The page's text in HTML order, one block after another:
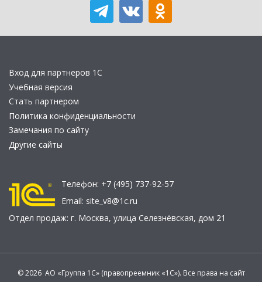
Вход для партнеров 1С
Учебная версия
Стать партнером
Политика конфиденциальности
Замечания по сайту
Другие сайты
Телефон: +7 (495) 737-92-57
Email: site_v8@1c.ru
Отдел продаж: г. Москва, улица Селезнёвская, дом 21
© 2026 АО «Группа 1С» (правопреемник «1С»). Все права на сайт